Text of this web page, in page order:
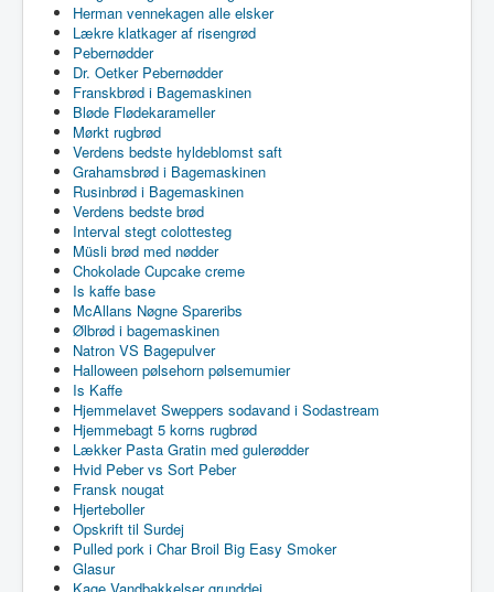
Herman vennekagen alle elsker
Lækre klatkager af risengrød
Pebernødder
Dr. Oetker Pebernødder
Franskbrød i Bagemaskinen
Bløde Flødekarameller
Mørkt rugbrød
Verdens bedste hyldeblomst saft
Grahamsbrød i Bagemaskinen
Rusinbrød i Bagemaskinen
Verdens bedste brød
Interval stegt colottesteg
Müsli brød med nødder
Chokolade Cupcake creme
Is kaffe base
McAllans Nøgne Spareribs
Ølbrød i bagemaskinen
Natron VS Bagepulver
Halloween pølsehorn pølsemumier
Is Kaffe
Hjemmelavet Sweppers sodavand i Sodastream
Hjemmebagt 5 korns rugbrød
Lækker Pasta Gratin med gulerødder
Hvid Peber vs Sort Peber
Fransk nougat
Hjerteboller
Opskrift til Surdej
Pulled pork i Char Broil Big Easy Smoker
Glasur